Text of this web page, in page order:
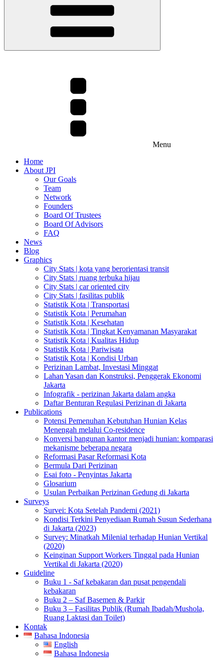
Menu
Home
About JPI
Our Goals
Team
Network
Founders
Board Of Trustees
Board Of Advisors
FAQ
News
Blog
Graphics
City Stats | kota yang berorientasi transit
City Stats | ruang terbuka hijau
City Stats | car oriented city
City Stats | fasilitas publik
Statistik Kota | Transportasi
Statistik Kota | Perumahan
Statistik Kota | Kesehatan
Statistik Kota | Tingkat Kenyamanan Masyarakat
Statistik Kota | Kualitas Hidup
Statistik Kota | Pariwisata
Statistik Kota | Kondisi Urban
Perizinan Lambat, Investasi Minggat
Lahan Yasan dan Konstruksi, Penggerak Ekonomi
Jakarta
Infografik - perizinan Jakarta dalam angka
Daftar Benturan Regulasi Perizinan di Jakarta
Publications
Potensi Pemenuhan Kebutuhan Hunian Kelas
Menengah melalui Co-residence
Konversi bangunan kantor menjadi hunian: komparasi
mekanisme beberapa negara
Reformasi Pasar Reformasi Kota
Bermula Dari Perizinan
Esai foto - Penyintas Jakarta
Glosarium
Usulan Perbaikan Perizinan Gedung di Jakarta
Surveys
Survei: Kota Setelah Pandemi (2021)
Kondisi Terkini Penyediaan Rumah Susun Sederhana
di Jakarta (2023)
Survey: Minatkah Milenial terhadap Hunian Vertikal
(2020)
Keinginan Support Workers Tinggal pada Hunian
Vertikal di Jakarta (2020)
Guideline
Buku 1 - Saf kebakaran dan pusat pengendali
kebakaran
Buku 2 – Saf Basemen & Parkir
Buku 3 – Fasilitas Publik (Rumah Ibadah/Mushola,
Ruang Laktasi dan Toilet)
Kontak
Bahasa Indonesia
English
Bahasa Indonesia